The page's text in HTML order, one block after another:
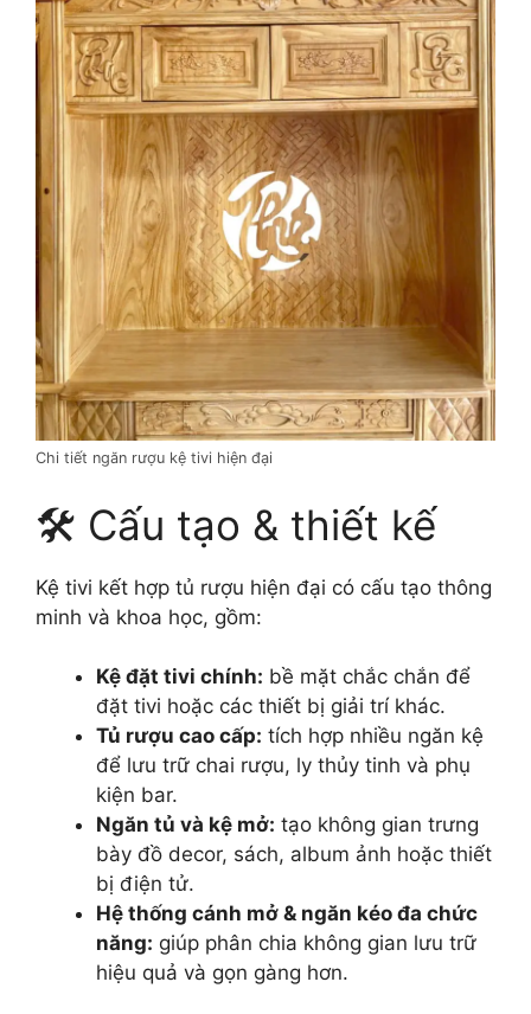
Chi tiết ngăn rượu kệ tivi hiện đại
🛠️ Cấu tạo & thiết kế
Kệ tivi kết hợp tủ rượu hiện đại có cấu tạo thông
minh và khoa học, gồm:
Kệ đặt tivi chính: bề mặt chắc chắn để
đặt tivi hoặc các thiết bị giải trí khác.
Tủ rượu cao cấp: tích hợp nhiều ngăn kệ
để lưu trữ chai rượu, ly thủy tinh và phụ
kiện bar.
Ngăn tủ và kệ mở: tạo không gian trưng
bày đồ decor, sách, album ảnh hoặc thiết
bị điện tử.
Hệ thống cánh mở & ngăn kéo đa chức
năng: giúp phân chia không gian lưu trữ
hiệu quả và gọn gàng hơn.